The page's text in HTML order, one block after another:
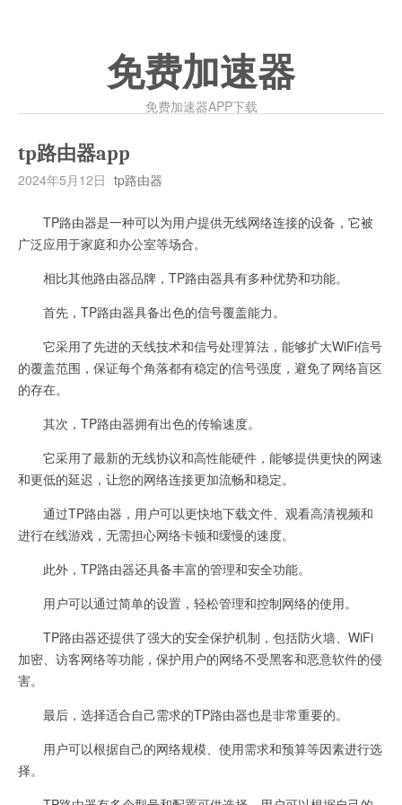
免费加速器
免费加速器APP下载
tp路由器app
2024年5月12日 tp路由器
TP路由器是一种可以为用户提供无线网络连接的设备，它被
广泛应用于家庭和办公室等场合。
相比其他路由器品牌，TP路由器具有多种优势和功能。
首先，TP路由器具备出色的信号覆盖能力。
它采用了先进的天线技术和信号处理算法，能够扩大WiFi信号
的覆盖范围，保证每个角落都有稳定的信号强度，避免了网络盲区
的存在。
其次，TP路由器拥有出色的传输速度。
它采用了最新的无线协议和高性能硬件，能够提供更快的网速
和更低的延迟，让您的网络连接更加流畅和稳定。
通过TP路由器，用户可以更快地下载文件、观看高清视频和
进行在线游戏，无需担心网络卡顿和缓慢的速度。
此外，TP路由器还具备丰富的管理和安全功能。
用户可以通过简单的设置，轻松管理和控制网络的使用。
TP路由器还提供了强大的安全保护机制，包括防火墙、WiFi
加密、访客网络等功能，保护用户的网络不受黑客和恶意软件的侵
害。
最后，选择适合自己需求的TP路由器也是非常重要的。
用户可以根据自己的网络规模、使用需求和预算等因素进行选
择。